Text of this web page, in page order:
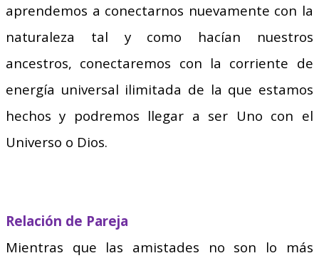
aprendemos a conectarnos nuevamente con la
naturaleza tal y como hacían nuestros
ancestros, conectaremos con la corriente de
energía universal ilimitada de la que estamos
hechos y podremos llegar a ser Uno con el
Universo o Dios.
Relación de Pareja
Mientras que las amistades no son lo más